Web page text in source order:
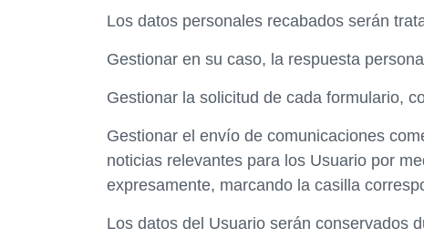
Los datos personales recabados serán
Gestionar en su caso, la respuesta
Gestionar la solicitud de cada formulario,
Gestionar el envío de comunicaciones
noticias relevantes para los Usuario por
expresamente, marcando la casilla
Los datos del Usuario serán conservados